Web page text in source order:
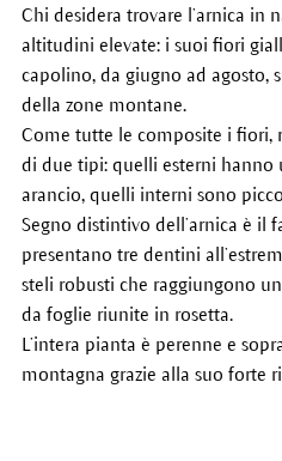
Chi desidera trovare l’arnica in
altitudini elevate: i suoi fiori
capolino, da giugno ad agosto,
della zone montane.
Come tutte le composite i fiori,
di due tipi: quelli esterni hanno
arancio, quelli interni sono
Segno distintivo dell’arnica è il
presentano tre dentini
steli robusti che raggiungono
da foglie riunite in rosetta.
L’intera pianta è perenne e
montagna grazie alla suo forte